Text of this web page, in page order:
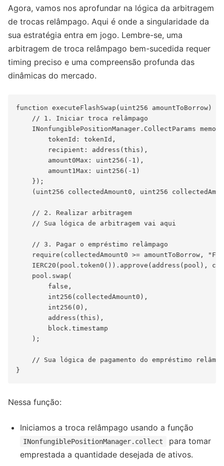
Agora, vamos nos aprofundar na lógica da arbitragem
de trocas relâmpago. Aqui é onde a singularidade da
sua estratégia entra em jogo. Lembre-se, uma
arbitragem de troca relâmpago bem-sucedida requer
timing preciso e uma compreensão profunda das
dinâmicas do mercado.
function executeFlashSwap(uint256 amountToBorrow)
    // 1. Iniciar troca relâmpago
INonfungiblePositionManager.CollectParams
        tokenId: tokenId,
        recipient: address(this),
        amount0Max: uint256(-1),
        amount1Max: uint256(-1)
    });
(uint256 collectedAmount0, uint256
    // 2. Realizar arbitragem
    // Sua lógica de arbitragem vai aqui
    // 3. Pagar o empréstimo relâmpago
require(collectedAmount0 >= amountToBorrow,
IERC20(pool.token0()).approve(address(pool),
    pool.swap(
        false,
        int256(collectedAmount0),
        int256(0),
        address(this),
        block.timestamp
    );
// Sua lógica de pagamento do empréstimo
Nessa função:
Iniciamos a troca relâmpago usando a função
INonfungiblePositionManager.collect
para tomar
emprestada a quantidade desejada de ativos.